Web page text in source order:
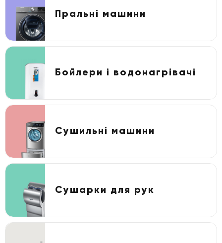
Пральні машини
Бойлери і водонагрівачі
Сушильні машини
Сушарки для рук